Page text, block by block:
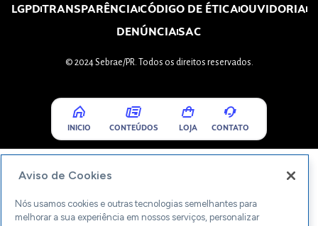
LGPDTRANSPARÊNCIACÓDIGO DE ÉTICAOUVIDORIA
DENÚNCIASAC
© 2024 Sebrae/PR. Todos os direitos reservados.
INICIO CONTEÚDOS LOJA CONTATO
Aviso de Cookies
Nós usamos cookies e outras tecnologias semelhantes para
melhorar a sua experiência em nossos serviços, personalizar